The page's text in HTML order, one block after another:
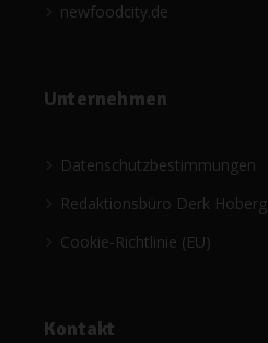
newfoodcity.de
Unternehmen
Datenschutzbestimmungen
Redaktionsbüro Derk Hoberg
Cookie-Richtlinie (EU)
Kontakt